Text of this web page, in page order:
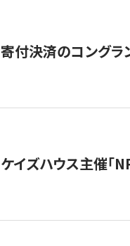
寄付決済のコングラ
ケイズハウス主催「